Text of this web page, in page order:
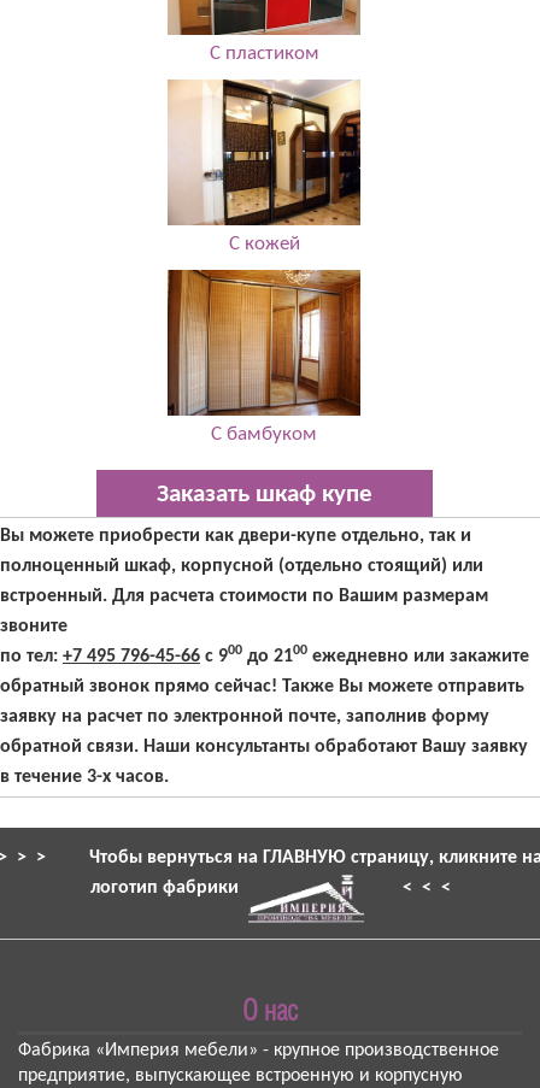
С пластиком
С кожей
С бамбуком
Заказать шкаф купе
Вы можете приобрести как двери-купе отдельно, так и
полноценный шкаф, корпусной (отдельно стоящий) или
встроенный. Для расчета стоимости по Вашим размерам
звоните
по тел: +7 495 796-45-66 с 900 до 2100 ежедневно или закажите
обратный звонок прямо сейчас! Также Вы можете отправить
заявку на расчет по электронной почте, заполнив форму
обратной связи. Наши консультанты обработают Вашу заявку
в течение 3-х часов.
> > Чтобы вернуться на ГЛАВНУЮ страницу, кликните
логотип фабрики
< < <
О нас
Фабрика «Империя мебели» - крупное производственное
предприятие, выпускающее встроенную и корпусную